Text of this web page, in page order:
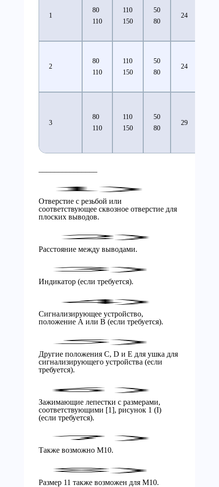
1
80
110
110
150
50
80
24
2
80
110
110
150
50
80
24
3
80
110
110
150
50
80
29
Отверстие с резьбой или
соответствующее сквозное отверстие для
плоских выводов.
Расстояние между выводами.
Индикатор (если требуется).
Сигнализирующее устройство,
положение А или В (если требуется).
Другие положения С, D и Е для ушка для
сигнализирующего устройства (если
требуется).
Зажимающие лепестки с размерами,
соответствующими [1], рисунок 1 (I)
(если требуется).
Также возможно М10.
Размер 11 также возможен для М10.